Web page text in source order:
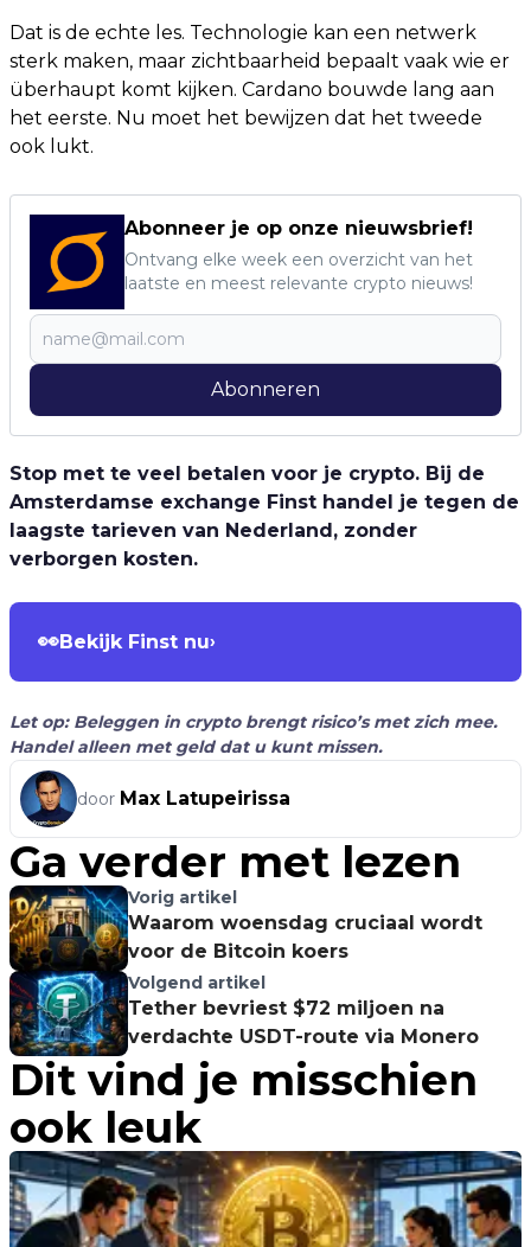
Dat is de echte les. Technologie kan een netwerk
sterk maken, maar zichtbaarheid bepaalt vaak wie er
überhaupt komt kijken. Cardano bouwde lang aan
het eerste. Nu moet het bewijzen dat het tweede
ook lukt.
Abonneer je op onze nieuwsbrief!
Ontvang elke week een overzicht van het
laatste en meest relevante crypto nieuws!
Abonneren
Stop met te veel betalen voor je crypto. Bij de
Amsterdamse exchange Finst handel je tegen de
laagste tarieven van Nederland, zonder
verborgen kosten.
👀Bekijk Finst nu›
Let op: Beleggen in crypto brengt risico’s met zich mee.
Handel alleen met geld dat u kunt missen.
door Max Latupeirissa
Ga verder met lezen
Vorig artikel
Waarom woensdag cruciaal wordt
voor de Bitcoin koers
Volgend artikel
Tether bevriest $72 miljoen na
verdachte USDT-route via Monero
Dit vind je misschien
ook leuk